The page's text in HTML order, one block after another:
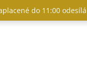
do 11:00